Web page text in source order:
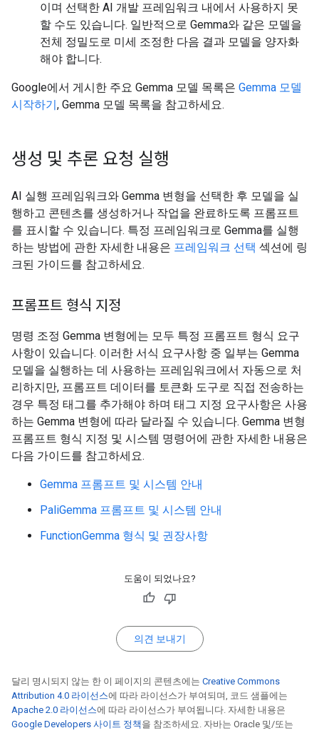
이며 선택한 AI 개발 프레임워크 내에서 사용하지 못
할 수도 있습니다. 일반적으로 Gemma와 같은 모델을
전체 정밀도로 미세 조정한 다음 결과 모델을 양자화
해야 합니다.
Google에서 게시한 주요 Gemma 모델 목록은 Gemma 모델
시작하기, Gemma 모델 목록을 참고하세요.
생성 및 추론 요청 실행
AI 실행 프레임워크와 Gemma 변형을 선택한 후 모델을 실
행하고 콘텐츠를 생성하거나 작업을 완료하도록 프롬프트
를 표시할 수 있습니다. 특정 프레임워크로 Gemma를 실행
하는 방법에 관한 자세한 내용은 프레임워크 선택 섹션에 링
크된 가이드를 참고하세요.
프롬프트 형식 지정
명령 조정 Gemma 변형에는 모두 특정 프롬프트 형식 요구
사항이 있습니다. 이러한 서식 요구사항 중 일부는 Gemma
모델을 실행하는 데 사용하는 프레임워크에서 자동으로 처
리하지만, 프롬프트 데이터를 토큰화 도구로 직접 전송하는
경우 특정 태그를 추가해야 하며 태그 지정 요구사항은 사용
하는 Gemma 변형에 따라 달라질 수 있습니다. Gemma 변형
프롬프트 형식 지정 및 시스템 명령어에 관한 자세한 내용은
다음 가이드를 참고하세요.
Gemma 프롬프트 및 시스템 안내
PaliGemma 프롬프트 및 시스템 안내
FunctionGemma 형식 및 권장사항
도움이 되었나요?
의견 보내기
달리 명시되지 않는 한 이 페이지의 콘텐츠에는 Creative Commons
Attribution 4.0 라이선스에 따라 라이선스가 부여되며, 코드 샘플에는
Apache 2.0 라이선스에 따라 라이선스가 부여됩니다. 자세한 내용은
Google Developers 사이트 정책 을 참조하세요. 자바는 Oracle 및/또는